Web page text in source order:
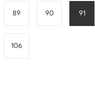
89 90 91
106